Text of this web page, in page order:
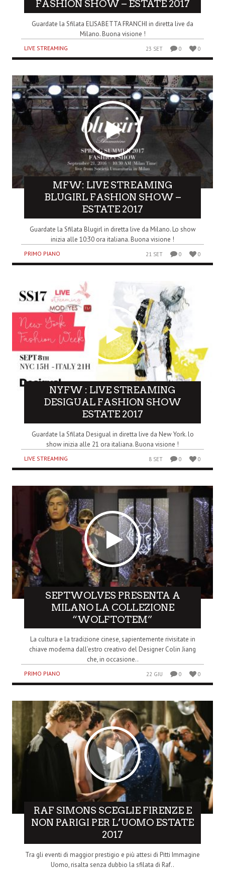
FASHION SHOW – ESTATE 2017
Guardate la Sfilata ELISABETTA FRANCHI in diretta live da
Milano. Buona visione !
LIVE STREAMING 23 SET 0 0
MFW: LIVE STREAMING
BLUGIRL FASHION SHOW –
ESTATE 2017
Guardate la Sfilata Blugirl in diretta live da Milano. Lo show
inizia alle 10:30 ora italiana. Buona visione !
PRIMO PIANO 21 SET 0 0
NYFW : LIVE STREAMING
DESIGUAL FASHION SHOW
ESTATE 2017
Guardate la Sfilata Desigual in diretta live da New York. lo
show inizia alle 21 ora italiana. Buona visione !
LIVE STREAMING 8 SET 0 0
SEPTWOLVES PRESENTA A
MILANO LA COLLEZIONE
“WOLFTOTEM”
La cultura e la tradizione cinese, sapientemente rivisitate in
chiave moderna dall’estro creativo del Designer Colin Jiang
che, in occasione..
PRIMO PIANO 22 GIU 0 0
RAF SIMONS SCEGLIE FIRENZE E
NON PARIGI PER L’UOMO ESTATE
2017
Tra gli eventi di maggior prestigio e più attesi di Pitti Immagine
Uomo, risalta senza dubbio la sfilata di Raf..